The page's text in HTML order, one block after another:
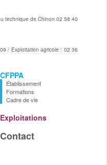
technique de Chinon 02 58 40
/ Exploitation agricole : 02 36
CFPPA
Établissement
Formations
Cadre de vie
Exploitations
Contact